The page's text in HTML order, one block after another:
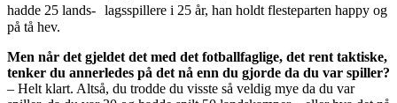
hadde 25 lands- lagsspillere i 25 år, han holdt flesteparten happy og
på tå hev.
Men når det gjeldet det med det fotballfaglige, det rent taktiske,
tenker du annerledes på det nå enn du gjorde da du var spiller?
– Helt klart. Altså, du trodde du visste så veldig mye da du var